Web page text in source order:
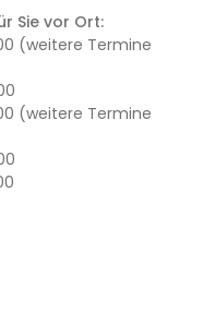
Sie vor Ort:
(weitere Termine
(weitere Termine